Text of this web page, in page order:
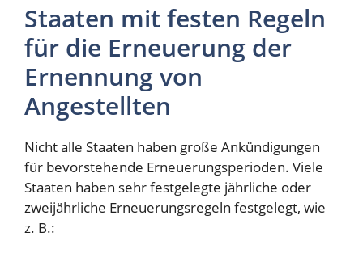
Staaten mit festen Regeln
für die Erneuerung der
Ernennung von
Angestellten
Nicht alle Staaten haben große Ankündigungen
für bevorstehende Erneuerungsperioden. Viele
Staaten haben sehr festgelegte jährliche oder
zweijährliche Erneuerungsregeln festgelegt, wie
z. B.: